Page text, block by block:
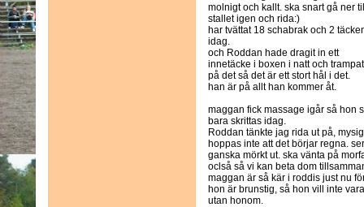
molnigt och kallt. ska snart gå ner
stallet igen och rida:)
har tvättat 18 schabrak och 2
idag.
och Roddan hade dragit in ett
innetäcke i boxen i natt och trampat
på det så det är ett stort hål i det.
han är på allt han kommer åt.
maggan fick massage igår så hon
bara skrittas idag.
Roddan tänkte jag rida ut på,
hoppas inte att det börjar regna. ser
ganska mörkt ut. ska vänta på
oclså så vi kan beta dom
maggan är så kär i roddis just nu
hon är brunstig, så hon vill inte vara
utan honom.